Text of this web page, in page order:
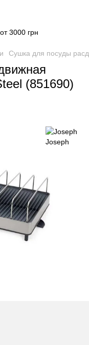
3000 грн
Сушка для посуды
(851690)